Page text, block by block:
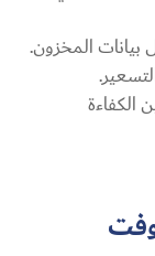
المخزون.
الكفاءة